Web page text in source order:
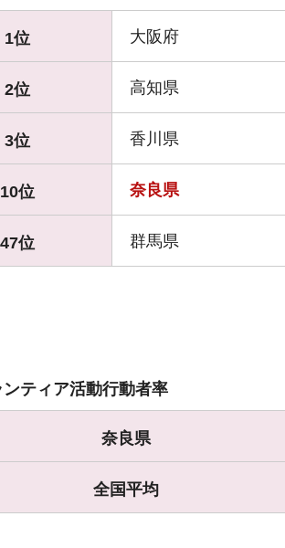
1位 大阪府
2位 高知県
3位 香川県
10位 奈良県
47位 群馬県
ティア活動行動者率
奈良県
全国平均